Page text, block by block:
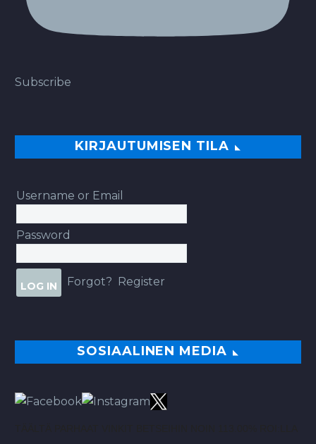
Subscribe
KIRJAUTUMISEN TILA
Username or Email
Password
Forgot? Register
SOSIAALINEN MEDIA